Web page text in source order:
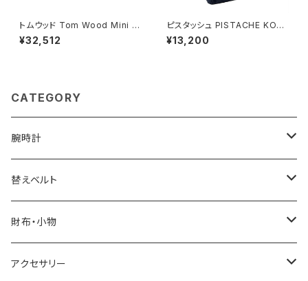
トムウッド Tom Wood Mini C
ushion リング 100771-52 シ
ルバー
¥32,512
ピスタッシュ PISTACHE KON
BU ミニショルダーバッグ 撥水
軽量 縦型 斜めがけ 33797-3
¥13,200
CATEGORY
腕時計
ELGIN
SALVATORE MARRA
CASIO
替えベルト
COACH
DANIEL WELLINGTON
財布・小物
SONNE
アクセサリー